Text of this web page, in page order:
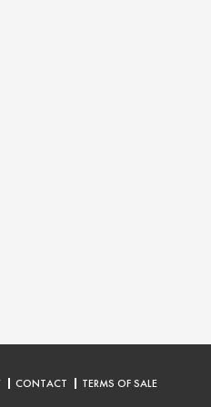
CONTACT
TERMS OF SALE